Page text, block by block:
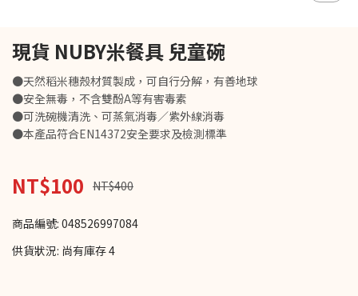
現貨 NUBY米餐具 兒童碗
●天然稻米穗殼材質製成，可自行分解，有善地球
●安全無毒，不含雙酚A等有害毒素
●可洗碗機清洗、可蒸氣消毒／紫外線消毒
●本產品符合EN14372安全要求及檢測標準
NT$100 NT$400
商品編號: 048526997084
供貨狀況: 尚有庫存 4